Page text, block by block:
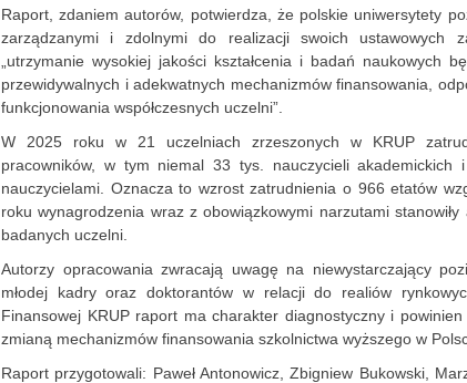
Raport, zdaniem autorów, potwierdza, że polskie uniwersytety
zarządzanymi i zdolnymi do realizacji swoich ustawowych
„utrzymanie wysokiej jakości kształcenia i badań naukowych
przewidywalnych i adekwatnych mechanizmów finansowania,
funkcjonowania współczesnych uczelni”.
W 2025 roku w 21 uczelniach zrzeszonych w KRUP
pracowników, w tym niemal 33 tys. nauczycieli akademickich
nauczycielami. Oznacza to wzrost zatrudnienia o 966 etatów
roku wynagrodzenia wraz z obowiązkowymi narzutami
badanych uczelni.
Autorzy opracowania zwracają uwagę na niewystarczający
młodej kadry oraz doktorantów w relacji do realiów
Finansowej KRUP raport ma charakter diagnostyczny i
zmianą mechanizmów finansowania szkolnictwa wyższego w
Raport przygotowali: Paweł Antonowicz, Zbigniew Bukowski,